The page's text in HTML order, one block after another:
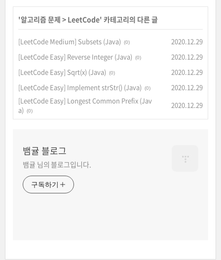
'알고리즘 문제 > LeetCode' 카테고리의 다른 글
[LeetCode Medium] Subsets (Java) (0)
2020.12.29
[LeetCode Easy] Reverse Integer (Java)
(0)
2020.12.29
[LeetCode Easy] Sqrt(x) (Java)
(0)
2020.12.29
[LeetCode Easy] Implement strStr() (Java)
(0)
2020.12.29
[LeetCode Easy] Longest Common Prefix (Jav
a)
(0)
2020.12.29
뱀귤 블로그
뱀귤 님의 블로그입니다.
구독하기